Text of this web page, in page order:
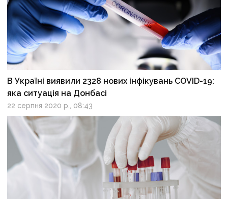
В Україні виявили 2328 нових інфікувань COVID-19:
яка ситуація на Донбасі
22 серпня 2020 р., 08:43